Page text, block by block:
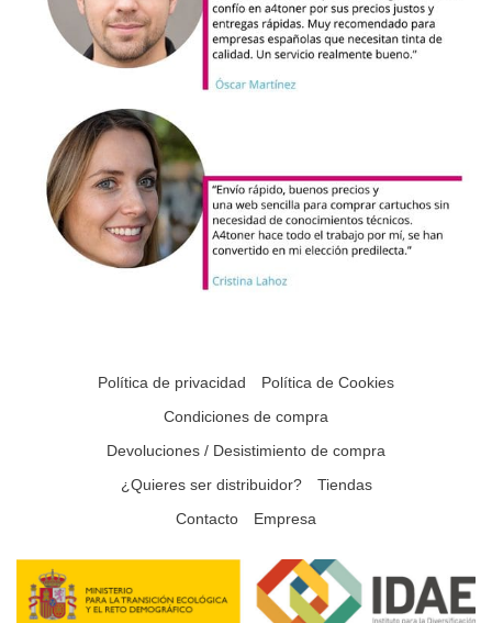
Política de privacidad
Política de Cookies
Condiciones de compra
Devoluciones / Desistimiento de compra
¿Quieres ser distribuidor?
Tiendas
Contacto
Empresa